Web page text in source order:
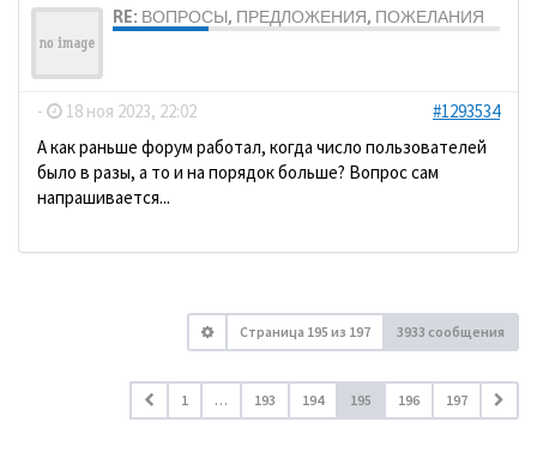
RE: ВОПРОСЫ, ПРЕДЛОЖЕНИЯ, ПОЖЕЛАНИЯ
- 18 ноя 2023, 22:02
#1293534
А как раньше форум работал, когда число пользователей
было в разы, а то и на порядок больше? Вопрос сам
напрашивается...
Страница 195 из 197 3933 сообщения
1 … 193 194 195 196 197